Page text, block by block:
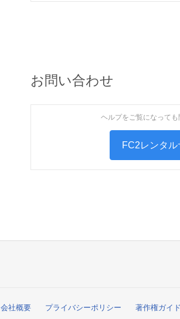
お問い合わせ
ヘルプをご覧になって
FC2レンタ
会社概要 プライバシーポリシー 著作権ガイ